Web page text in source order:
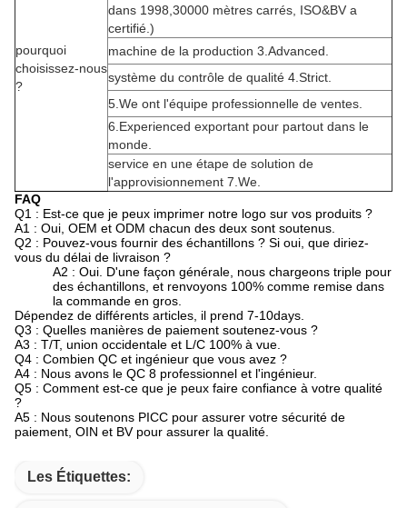
pourquoi
choisissez-nous
?
dans 1998,30000 mètres carrés, ISO&BV a
certifié.)
machine de la production 3.Advanced.
système du contrôle de qualité 4.Strict.
5.We ont l'équipe professionnelle de ventes.
6.Experienced exportant pour partout dans le
monde.
service en une étape de solution de
l'approvisionnement 7.We.
FAQ
Q1 : Est-ce que je peux imprimer notre logo sur vos produits ?
A1 : Oui, OEM et ODM chacun des deux sont soutenus.
Q2 : Pouvez-vous fournir des échantillons ? Si oui, que diriez-
vous du délai de livraison ?
A2 : Oui. D'une façon générale, nous chargeons triple pour
des échantillons, et renvoyons 100% comme remise dans
la commande en gros.
Dépendez de différents articles, il prend 7-10days.
Q3 : Quelles manières de paiement soutenez-vous ?
A3 : T/T, union occidentale et L/C 100% à vue.
Q4 : Combien QC et ingénieur que vous avez ?
A4 : Nous avons le QC 8 professionnel et l'ingénieur.
Q5 : Comment est-ce que je peux faire confiance à votre qualité
?
A5 : Nous soutenons PICC pour assurer votre sécurité de
paiement, OIN et BV pour assurer la qualité.
Les Étiquettes: